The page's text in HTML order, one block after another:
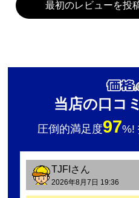
最初のレビューを投
当店の口コ
圧倒的満足度97%!
TJFI さん
2026年8月7日 19:36